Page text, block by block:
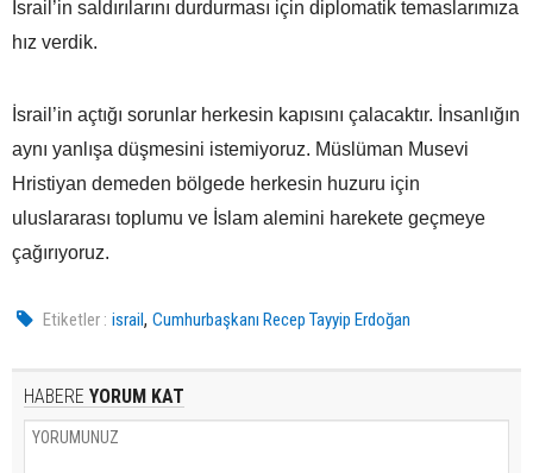
İsrail’in saldırılarını durdurması için diplomatik temaslarımıza
hız verdik.
İsrail’in açtığı sorunlar herkesin kapısını çalacaktır. İnsanlığın
aynı yanlışa düşmesini istemiyoruz. Müslüman Musevi
Hristiyan demeden bölgede herkesin huzuru için
uluslararası toplumu ve İslam alemini harekete geçmeye
çağırıyoruz.
Etiketler : israil,Cumhurbaşkanı Recep Tayyip Erdoğan
HABERE YORUM KAT